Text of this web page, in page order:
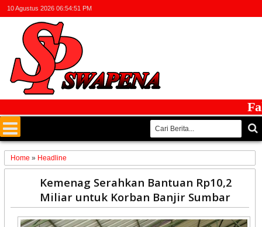
10 Agustus 2026 06:54:52 PM
Home » Headline
Kemenag Serahkan Bantuan Rp10,2
Miliar untuk Korban Banjir Sumbar